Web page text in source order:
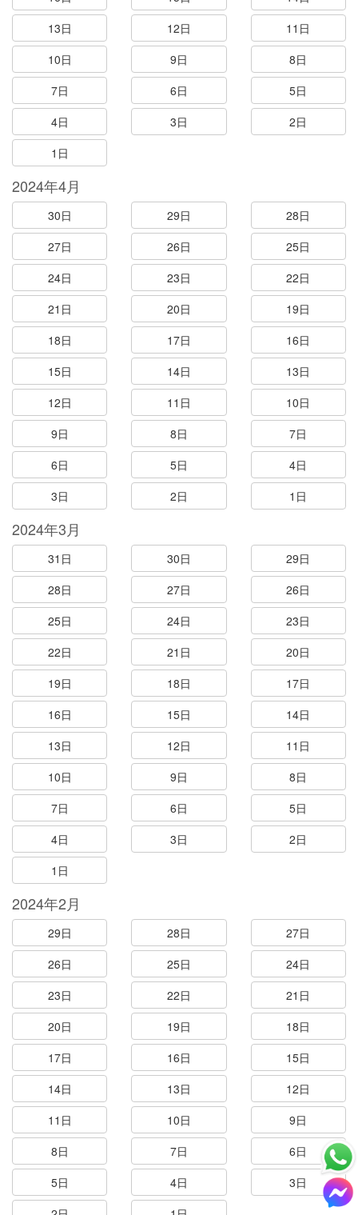
13日
12日
11日
10日
9日
8日
7日
6日
5日
4日
3日
2日
1日
2024年4月
30日 29日
28日
27日
26日
25日
24日
23日
22日
21日
20日
19日
18日
17日
16日
15日
14日
13日
12日
11日
10日
9日
8日
7日
6日
5日
4日
3日
2日 1日
2024年3月
31日 30日
29日
28日
27日
26日
25日
24日
23日
22日
21日
20日
19日
18日
17日
16日
15日
14日
13日
12日
11日
10日
9日
8日
7日
6日
5日
4日
3日
2日
1日
2024年2月
29日 28日
27日
26日
25日
24日
23日
22日
21日
20日
19日
18日
17日
16日
15日
14日
13日
12日
11日
10日
9日
8日
7日
6日
5日
4日
3日